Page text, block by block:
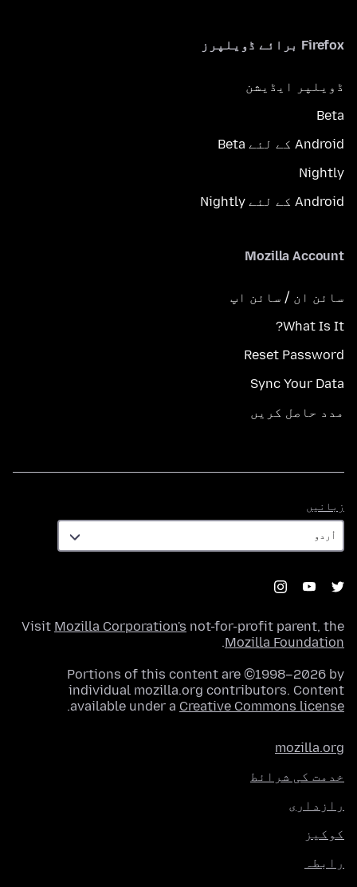
Firefox برائے ڈویلپرز
ڈویلپر ایڈیشن
Beta
Android کے لئے Beta
Nightly
Android کے لئے Nightly
Mozilla Account
سائن ان / سائن اپ
What Is It?
Reset Password
Sync Your Data
مدد حاصل کریں
زبانیں
Visit Mozilla Corporation's not-for-profit parent, the
Mozilla Foundation
.
Portions of this content are ©1998–2026 by
individual mozilla.org contributors. Content
available under a Creative Commons license
.
mozilla.org
خدمت کی شرائط
رازداری
کوکیز
رابطہ